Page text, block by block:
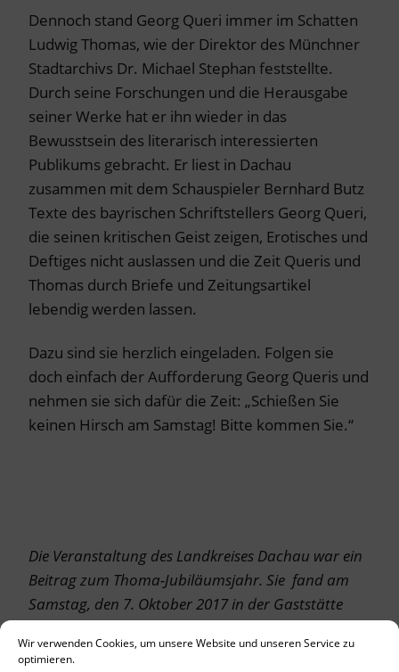
Wir verwenden Cookies, um unsere Website und unseren Service zu
optimieren.
Dennoch stand Georg Queri immer im Schatten
Ludwig Thomas, wie der Direktor des Münchner
Stadtarchivs Dr. Michael Stephan feststellte.
Durch seine Forschungen und die Herausgabe
seiner Werke hat er ihn wieder in das
Bewusstsein des literarisch interessierten
Publikums gebracht. Er liest in Dachau
zusammen mit dem Schauspieler Bernhard Butz
Texte des bayrischen Schriftstellers Georg Queri,
die seinen kritischen Geist zeigen, Erotisches und
Deftiges nicht auslassen und die Zeit Queris und
Thomas durch Briefe und Zeitungsartikel
lebendig werden lassen.
Dazu sind sie herzlich eingeladen. Folgen sie
doch einfach der Aufforderung Georg Queris und
nehmen sie sich dafür die Zeit: „Schießen Sie
keinen Hirsch am Samstag! Bitte kommen Sie.“
Die Veranstaltung des Landkreises Dachau war ein
Beitrag zum Thoma-Jubiläumsjahr. Sie fand am
Samstag, den 7. Oktober 2017 in der Gaststätte